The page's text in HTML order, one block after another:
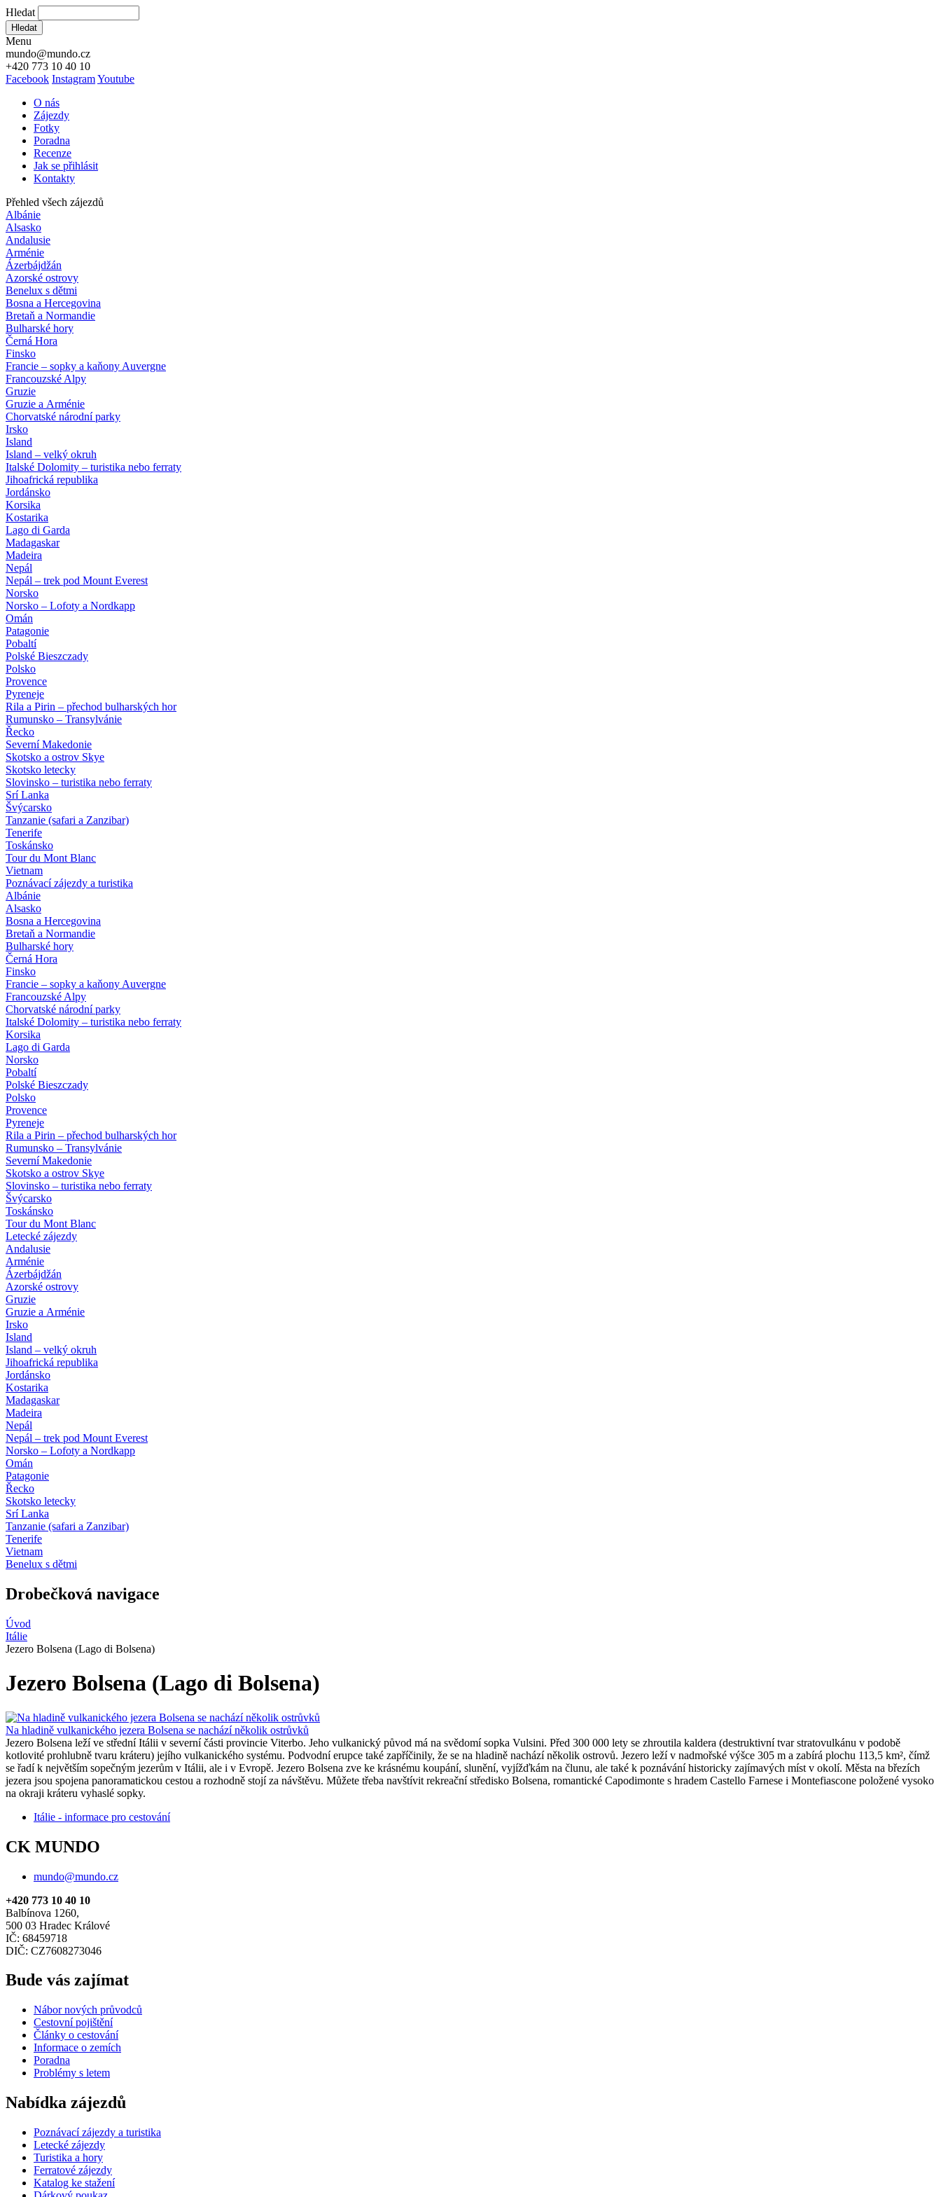
Hledat
Hledat
Menu
mundo@mundo.cz
+420 773 10 40 10
Facebook InstagramYoutube
O nás
Zájezdy
Fotky
Poradna
Recenze
Jak se přihlásit
Kontakty
Přehled všech zájezdů
Albánie
Alsasko
Andalusie
Arménie
Ázerbájdžán
Azorské ostrovy
Benelux s dětmi
Bosna a Hercegovina
Bretaň a Normandie
Bulharské hory
Černá Hora
Finsko
Francie – sopky a kaňony Auvergne
Francouzské Alpy
Gruzie
Gruzie a Arménie
Chorvatské národní parky
Irsko
Island
Island – velký okruh
Italské Dolomity – turistika nebo ferraty
Jihoafrická republika
Jordánsko
Korsika
Kostarika
Lago di Garda
Madagaskar
Madeira
Nepál
Nepál – trek pod Mount Everest
Norsko
Norsko – Lofoty a Nordkapp
Omán
Patagonie
Pobaltí
Polské Bieszczady
Polsko
Provence
Pyreneje
Rila a Pirin – přechod bulharských hor
Rumunsko – Transylvánie
Řecko
Severní Makedonie
Skotsko a ostrov Skye
Skotsko letecky
Slovinsko – turistika nebo ferraty
Srí Lanka
Švýcarsko
Tanzanie (safari a Zanzibar)
Tenerife
Toskánsko
Tour du Mont Blanc
Vietnam
Poznávací zájezdy a turistika
Albánie
Alsasko
Bosna a Hercegovina
Bretaň a Normandie
Bulharské hory
Černá Hora
Finsko
Francie – sopky a kaňony Auvergne
Francouzské Alpy
Chorvatské národní parky
Italské Dolomity – turistika nebo ferraty
Korsika
Lago di Garda
Norsko
Pobaltí
Polské Bieszczady
Polsko
Provence
Pyreneje
Rila a Pirin – přechod bulharských hor
Rumunsko – Transylvánie
Severní Makedonie
Skotsko a ostrov Skye
Slovinsko – turistika nebo ferraty
Švýcarsko
Toskánsko
Tour du Mont Blanc
Letecké zájezdy
Andalusie
Arménie
Ázerbájdžán
Azorské ostrovy
Gruzie
Gruzie a Arménie
Irsko
Island
Island – velký okruh
Jihoafrická republika
Jordánsko
Kostarika
Madagaskar
Madeira
Nepál
Nepál – trek pod Mount Everest
Norsko – Lofoty a Nordkapp
Omán
Patagonie
Řecko
Skotsko letecky
Srí Lanka
Tanzanie (safari a Zanzibar)
Tenerife
Vietnam
Benelux s dětmi
Drobečková navigace
Úvod
Itálie
Jezero Bolsena (Lago di Bolsena)
Jezero Bolsena (Lago di Bolsena)
Na hladině vulkanického jezera Bolsena se nachází několik ostrůvků
Jezero Bolsena leží ve střední Itálii v severní části provincie Viterbo. Jeho vulkanický původ má na svědomí sopka Vulsini. Před 300 000 lety se zhroutila kaldera (destruktivní tvar stratovulkánu v podobě
kotlovité prohlubně tvaru kráteru) jejího vulkanického systému. Podvodní erupce také zapříčinily, že se na hladině nachází několik ostrovů. Jezero leží v nadmořské výšce 305 m a zabírá plochu 113,5 km², čímž
se řadí k největším sopečným jezerům v Itálii, ale i v Evropě. Jezero Bolsena zve ke krásnému koupání, slunění, vyjížďkám na člunu, ale také k poznávání historicky zajímavých míst v okolí. Města na březích
jezera jsou spojena panoramatickou cestou a rozhodně stojí za návštěvu. Můžete třeba navštívit rekreační středisko Bolsena, romantické Capodimonte s hradem Castello Farnese i Montefiascone položené vysoko
na okraji kráteru vyhaslé sopky.
Itálie - informace pro cestování
CK MUNDO
mundo@mundo.cz
+420 773 10 40 10
Balbínova 1260,
500 03 Hradec Králové
IČ: 68459718
DIČ: CZ7608273046
Bude vás zajímat
Nábor nových průvodců
Cestovní pojištění
Články o cestování
Informace o zemích
Poradna
Problémy s letem
Nabídka zájezdů
Poznávací zájezdy a turistika
Letecké zájezdy
Turistika a hory
Ferratové zájezdy
Katalog ke stažení